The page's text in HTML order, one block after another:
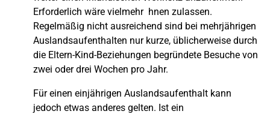
Erforderlich wäre vielmehr hnen zulassen.
Regelmäßig nicht ausreichend sind bei mehrjährigen
Auslandsaufenthalten nur kurze, üblicherweise durch
die Eltern-Kind-Beziehungen begründete Besuche von
zwei oder drei Wochen pro Jahr.
Für einen einjährigen Auslandsaufenthalt kann
jedoch etwas anderes gelten. Ist ein